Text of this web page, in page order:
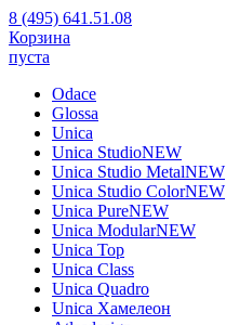
8 (495) 641.51.08
Корзина
пуста
Odace
Glossa
Unica
Unica StudioNEW
Unica Studio MetalNEW
Unica Studio ColorNEW
Unica PureNEW
Unica ModularNEW
Unica Top
Unica Class
Unica Quadro
Unica Хамелеон